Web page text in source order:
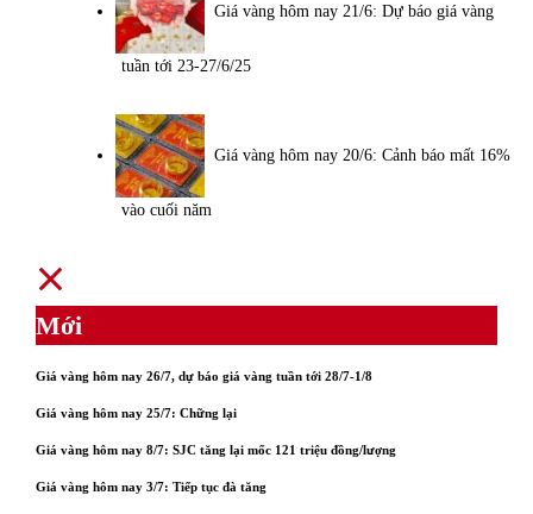
Giá vàng hôm nay 21/6: Dự báo giá vàng
tuần tới 23-27/6/25
Giá vàng hôm nay 20/6: Cảnh báo mất 16%
vào cuối năm
Mới
Giá vàng hôm nay 26/7, dự báo giá vàng tuần tới 28/7-1/8
Giá vàng hôm nay 25/7: Chững lại
Giá vàng hôm nay 8/7: SJC tăng lại mốc 121 triệu đồng/lượng
Giá vàng hôm nay 3/7: Tiếp tục đà tăng